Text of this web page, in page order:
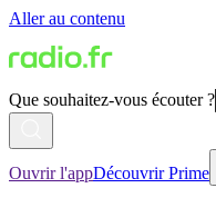
Aller au contenu
Que souhaitez-vous écouter ?
Ouvrir l'appDécouvrir Prime